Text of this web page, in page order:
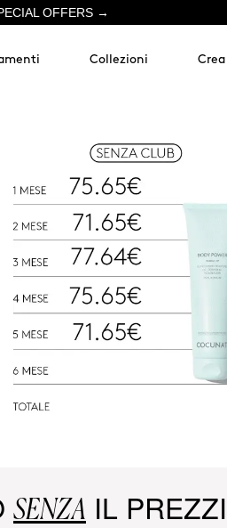
OFFERS →
Collezioni
SENZA IL